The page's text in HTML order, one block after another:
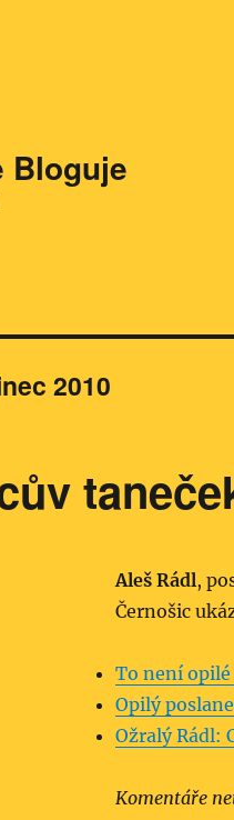
Bloguje
2010
Aleš Rádl,
Černošic
To není opilé
Opilý
Ožralý Rádl:
Komentáře